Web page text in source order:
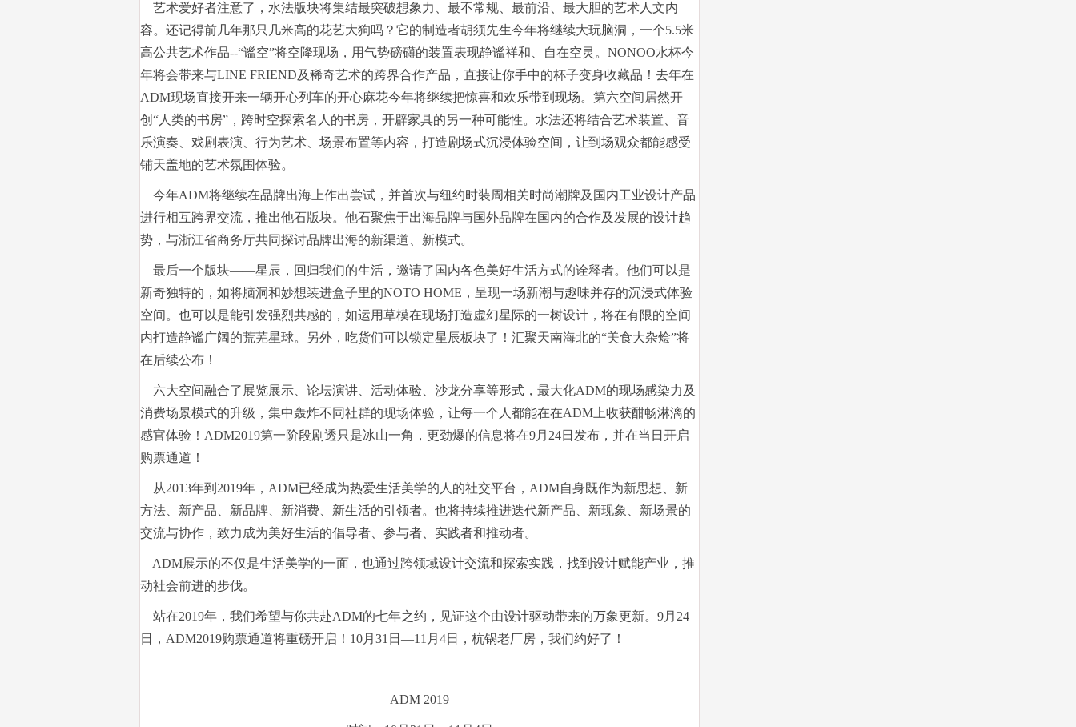
艺术爱好者注意了，水法版块将集结最突破想象力、最不常规、最前沿、最大胆的艺术人文内
容。还记得前几年那只几米高的花艺大狗吗？它的制造者胡须先生今年将继续大玩脑洞，一个5.5米
高公共艺术作品--“谧空”将空降现场，用气势磅礴的装置表现静谧祥和、自在空灵。NONOO水杯今
年将会带来与LINE FRIEND及稀奇艺术的跨界合作产品，直接让你手中的杯子变身收藏品！去年在
ADM现场直接开来一辆开心列车的开心麻花今年将继续把惊喜和欢乐带到现场。第六空间居然开
创“人类的书房”，跨时空探索名人的书房，开辟家具的另一种可能性。水法还将结合艺术装置、音
乐演奏、戏剧表演、行为艺术、场景布置等内容，打造剧场式沉浸体验空间，让到场观众都能感受
铺天盖地的艺术氛围体验。
今年ADM将继续在品牌出海上作出尝试，并首次与纽约时装周相关时尚潮牌及国内工业设计产品
进行相互跨界交流，推出他石版块。他石聚焦于出海品牌与国外品牌在国内的合作及发展的设计趋
势，与浙江省商务厅共同探讨品牌出海的新渠道、新模式。
最后一个版块——星辰，回归我们的生活，邀请了国内各色美好生活方式的诠释者。他们可以是
新奇独特的，如将脑洞和妙想装进盒子里的NOTO HOME，呈现一场新潮与趣味并存的沉浸式体验
空间。也可以是能引发强烈共感的，如运用草模在现场打造虚幻星际的一树设计，将在有限的空间
内打造静谧广阔的荒芜星球。另外，吃货们可以锁定星辰板块了！汇聚天南海北的“美食大杂烩”将
在后续公布！
六大空间融合了展览展示、论坛演讲、活动体验、沙龙分享等形式，最大化ADM的现场感染力及
消费场景模式的升级，集中轰炸不同社群的现场体验，让每一个人都能在在ADM上收获酣畅淋漓的
感官体验！ADM2019第一阶段剧透只是冰山一角，更劲爆的信息将在9月24日发布，并在当日开启
购票通道！
从2013年到2019年，ADM已经成为热爱生活美学的人的社交平台，ADM自身既作为新思想、新
方法、新产品、新品牌、新消费、新生活的引领者。也将持续推进迭代新产品、新现象、新场景的
交流与协作，致力成为美好生活的倡导者、参与者、实践者和推动者。
ADM展示的不仅是生活美学的一面，也通过跨领域设计交流和探索实践，找到设计赋能产业，推
动社会前进的步伐。
站在2019年，我们希望与你共赴ADM的七年之约，见证这个由设计驱动带来的万象更新。9月24
日，ADM2019购票通道将重磅开启！10月31日—11月4日，杭锅老厂房，我们约好了！
ADM 2019